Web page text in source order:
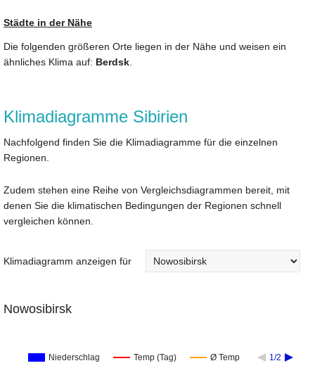
Städte in der Nähe
Die folgenden größeren Orte liegen in der Nähe und weisen ein
ähnliches Klima auf: Berdsk
Klimadiagramme Sibirien
Nachfolgend finden Sie die Klimadiagramme für die einzelnen
Regionen.
Zudem stehen eine Reihe von Vergleichsdiagrammen bereit, mit
denen Sie die klimatischen Bedingungen der Regionen schnell
vergleichen können.
Klimadiagramm anzeigen für
Nowosibirsk
Niederschlag Temp (Tag) Ø Temp 1/2